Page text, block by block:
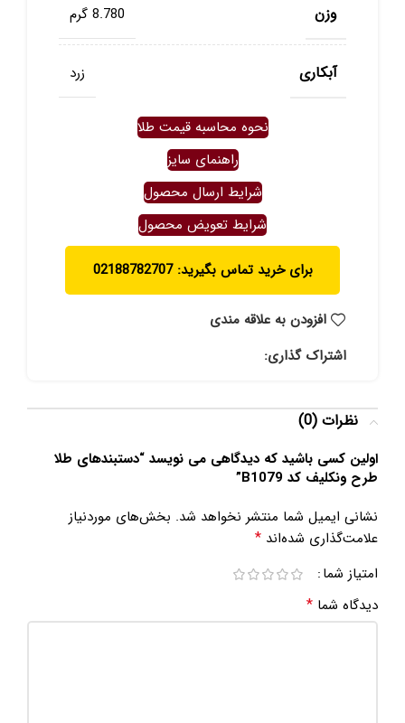
وزن 8.780 گرم
آبکاری زرد
نحوه محاسبه قیمت طلا
راهنمای سایز
شرایط ارسال محصول
شرایط تعویض محصول
برای خرید تماس بگیرید: 02188782707
افزودن به علاقه مندی
اشتراک گذاری:
نظرات (0)
اولین کسی باشید که دیدگاهی می نویسد “دستبندهای طلا
طرح ونکلیف کد B1079”
نشانی ایمیل شما منتشر نخواهد شد. بخش‌های موردنیاز
علامت‌گذاری شده‌اند *
امتیاز شما
دیدگاه شما *